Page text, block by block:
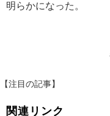
明らかになった。
【注目の記事】
関連リンク